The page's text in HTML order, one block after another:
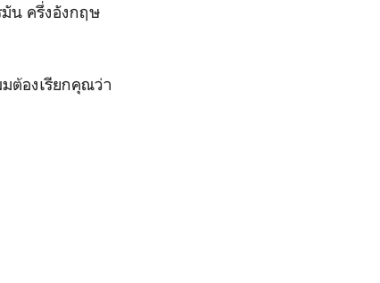
น ครึ่งอังกฤษ
ต้องเรียกคุณว่า